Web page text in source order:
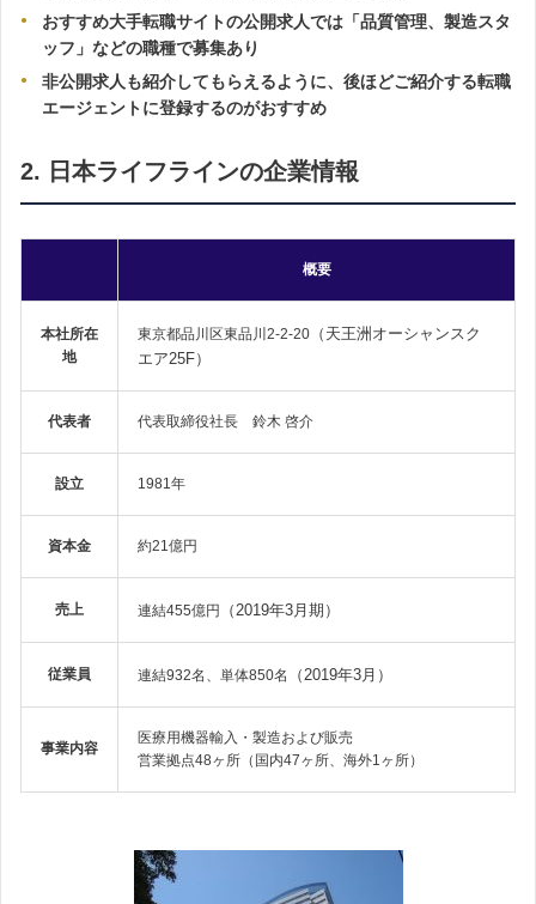
おすすめ大手転職サイトの公開求人では「品質管理、製造スタ
ッフ」などの職種で募集あり
非公開求人も紹介してもらえるように、後ほどご紹介する転職
エージェントに登録するのがおすすめ
2. 日本ライフラインの企業情報
概要
本社所在
地
東京都品川区東品川2-2-20 （天王洲オーシャンスク
エア25F）
代表者 代表取締役社長 鈴木 啓介
設立 1981年
資本金 約21億円
売上 連結455億円 （2019年3月期）
従業員 連結932名、単体850名 （2019年3月）
事業内容
医療用機器輸入・製造および販売
営業拠点48ヶ所（国内47ヶ所、海外1ヶ所）